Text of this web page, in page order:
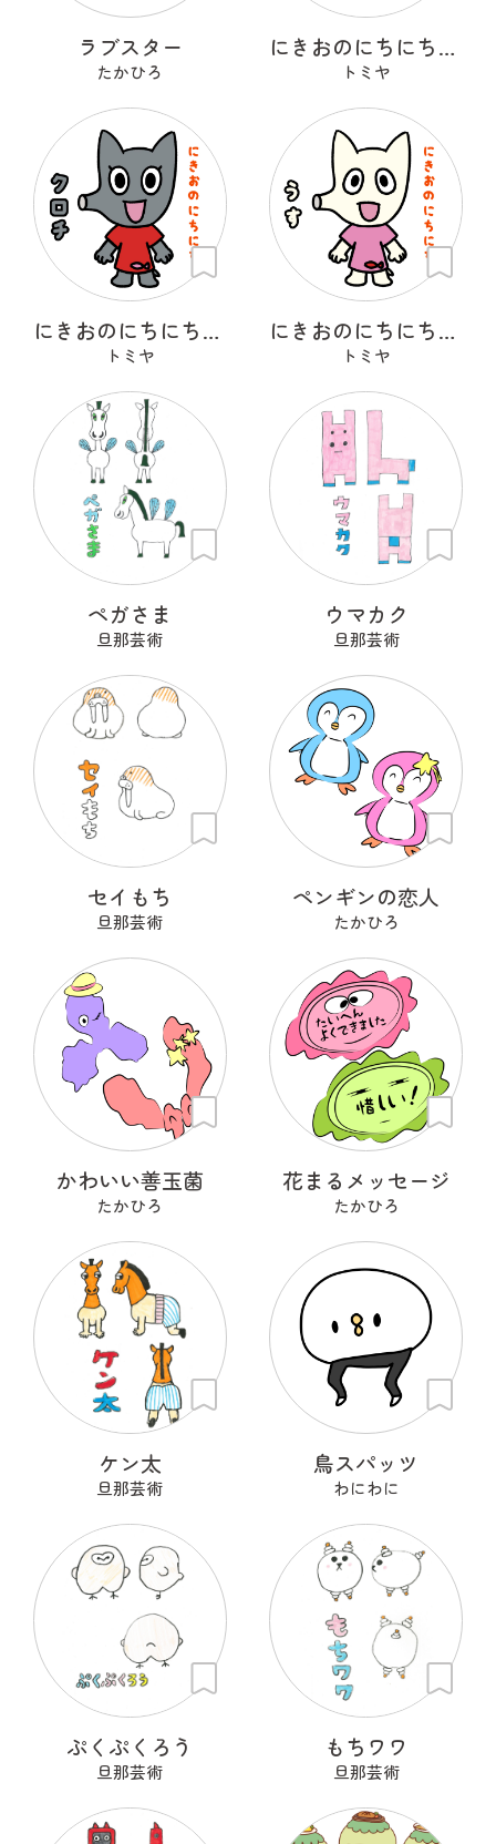
ラブスター
たかひろ
にきおのにちにち・どん＆ぐり
トミヤ
にきおのにちにち・クロチ
トミヤ
にきおのにちにち・うす
トミヤ
ペガさま
旦那芸術
ウマカク
旦那芸術
セイもち
旦那芸術
ペンギンの恋人
たかひろ
かわいい善玉菌
たかひろ
花まるメッセージ
たかひろ
ケン太
旦那芸術
鳥スパッツ
わにわに
ぷくぷくろう
旦那芸術
もちワワ
旦那芸術